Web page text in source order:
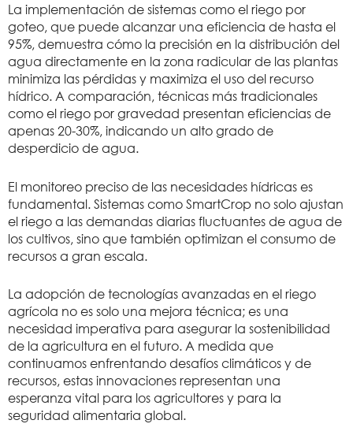
La implementación de sistemas como el riego por
goteo, que puede alcanzar una eficiencia de hasta el
95%, demuestra cómo la precisión en la distribución del
agua directamente en la zona radicular de las plantas
minimiza las pérdidas y maximiza el uso del recurso
hídrico. A comparación, técnicas más tradicionales
como el riego por gravedad presentan eficiencias de
apenas 20-30%, indicando un alto grado de
desperdicio de agua.
El monitoreo preciso de las necesidades hídricas es
fundamental. Sistemas como SmartCrop no solo ajustan
el riego a las demandas diarias fluctuantes de agua de
los cultivos, sino que también optimizan el consumo de
recursos a gran escala.
La adopción de tecnologías avanzadas en el riego
agrícola no es solo una mejora técnica; es una
necesidad imperativa para asegurar la sostenibilidad
de la agricultura en el futuro. A medida que
continuamos enfrentando desafíos climáticos y de
recursos, estas innovaciones representan una
esperanza vital para los agricultores y para la
seguridad alimentaria global.